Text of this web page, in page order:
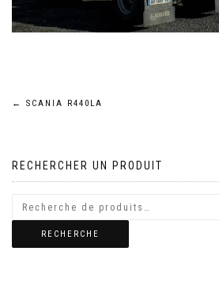
Navigation
l’article
← SCANIA R440LA
RECHERCHER UN PRODUIT
RECHERCHE